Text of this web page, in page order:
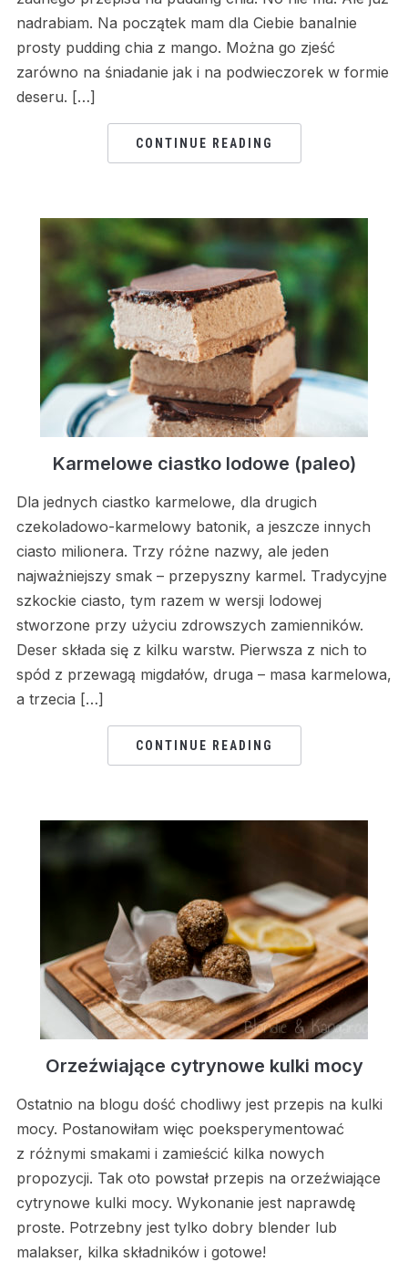
nadrabiam. Na początek mam dla Ciebie banalnie
prosty pudding chia z mango. Można go zjeść
zarówno na śniadanie jak i na podwieczorek w formie
deseru. […]
CONTINUE READING
Karmelowe ciastko lodowe (paleo)
Dla jednych ciastko karmelowe, dla drugich
czekoladowo-karmelowy batonik, a jeszcze innych
ciasto milionera. Trzy różne nazwy, ale jeden
najważniejszy smak – przepyszny karmel. Tradycyjne
szkockie ciasto, tym razem w wersji lodowej
stworzone przy użyciu zdrowszych zamienników.
Deser składa się z kilku warstw. Pierwsza z nich to
spód z przewagą migdałów, druga – masa karmelowa,
a trzecia […]
CONTINUE READING
Orzeźwiające cytrynowe kulki mocy
Ostatnio na blogu dość chodliwy jest przepis na kulki
mocy. Postanowiłam więc poeksperymentować
z różnymi smakami i zamieścić kilka nowych
propozycji. Tak oto powstał przepis na orzeźwiające
cytrynowe kulki mocy. Wykonanie jest naprawdę
proste. Potrzebny jest tylko dobry blender lub
malakser, kilka składników i gotowe!